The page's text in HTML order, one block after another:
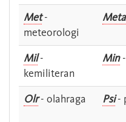
Met-
meteorologi
Mil-
kemiliteran
Min-
Olr- olahraga Psi-